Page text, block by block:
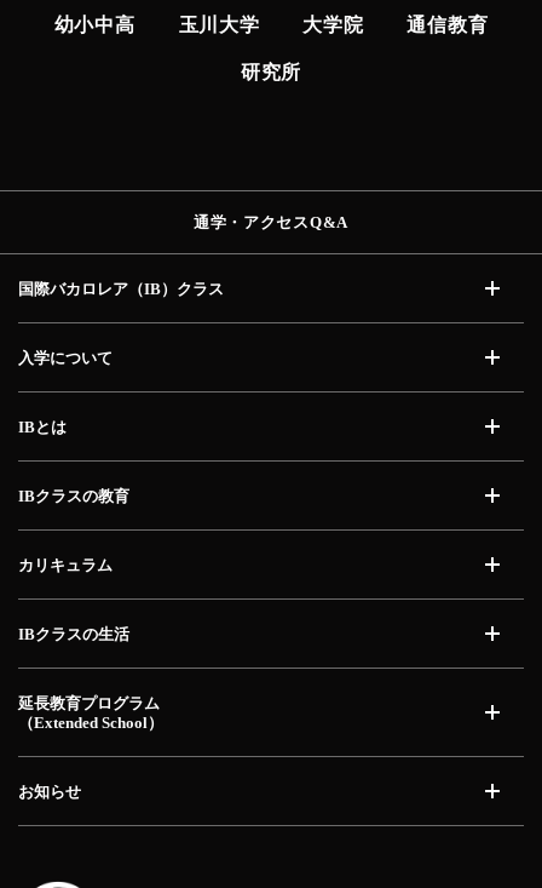
幼小中高 玉川大学 大学院 通信教育
研究所
通学・アクセスQ&A
国際バカロレア（IB） クラス
入学について
IBとは
IBクラスの教育
カリキュラム
IBクラスの生活
延長教育プログラム
（Extended School）
お知らせ